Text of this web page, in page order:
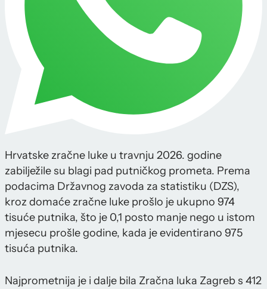
Hrvatske zračne luke u travnju 2026. godine
zabilježile su blagi pad putničkog prometa. Prema
podacima Državnog zavoda za statistiku (DZS),
kroz domaće zračne luke prošlo je ukupno 974
tisuće putnika, što je 0,1 posto manje nego u istom
mjesecu prošle godine, kada je evidentirano 975
tisuća putnika.
Najprometnija je i dalje bila Zračna luka Zagreb s 412